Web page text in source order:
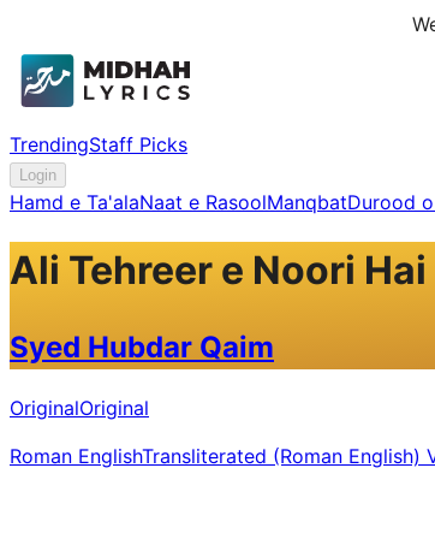
TrendingStaff Picks
Login
Hamd e Ta'alaNaat e RasoolManqbatDurood
Ali Tehreer e Noori Hai
Syed Hubdar Qaim
OriginalOriginal
Roman EnglishTransliterated (Roman English)